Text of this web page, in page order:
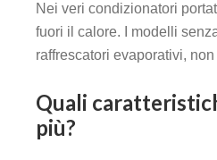
Nei veri condizionatori
fuori il calore. I modelli
raffrescatori evaporativi,
Quali
più?